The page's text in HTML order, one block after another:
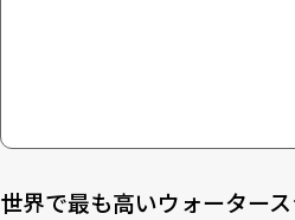
世界で最も高いウォーター